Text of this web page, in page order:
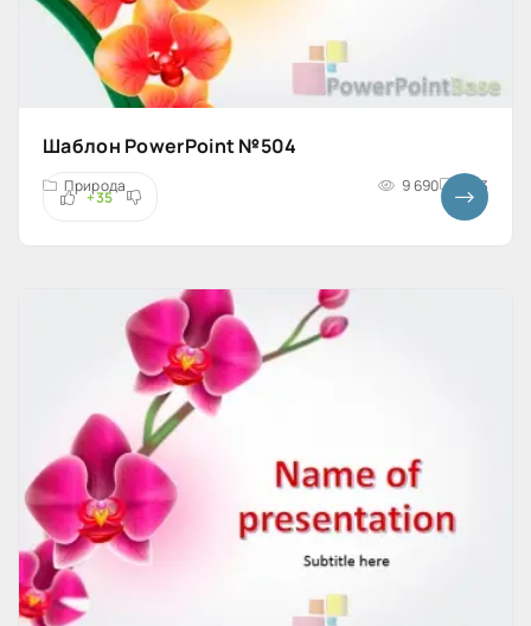
Шаблон PowerPoint №504
Природа 9 690 4x3
+35